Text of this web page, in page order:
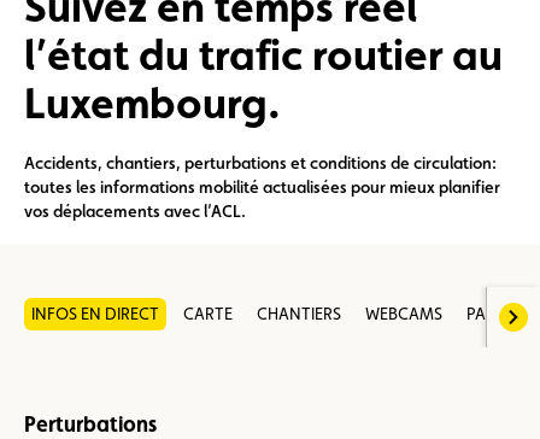
Suggestions
Vignette Location
l’état du trafic routier au
Luxembourg.
Accidents, chantiers, perturbations et conditions de circulation:
toutes les informations mobilité actualisées pour mieux planifier
vos déplacements avec l’ACL.
INFOS EN DIRECT CARTE CHANTIERS WEBCAMS PARKINGS
Perturbations